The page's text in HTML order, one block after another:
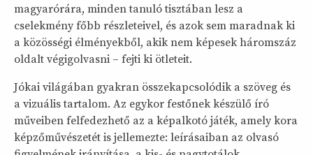
magyarórára, minden tanuló tisztában lesz a
cselekmény főbb részleteivel, és azok sem maradnak ki
a közösségi élményekből, akik nem képesek háromszáz
oldalt végigolvasni – fejti ki ötleteit.
Jókai világában gyakran összekapcsolódik a szöveg és
a vizuális tartalom. Az egykor festőnek készülő író
műveiben felfedezhető az a képalkotó játék, amely kora
képzőművészetét is jellemezte: leírásaiban az olvasó